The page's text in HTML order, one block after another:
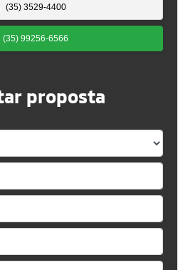
(35) 3529-4400
(35) 99256-6566
proposta